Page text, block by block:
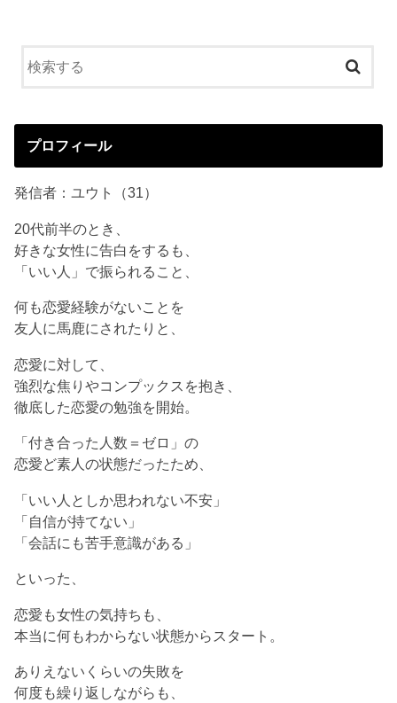
プロフィール
発信者：ユウト（31）
20代前半のとき、
好きな女性に告白をするも、
「いい人」で振られること、
何も恋愛経験がないことを
友人に馬鹿にされたりと、
恋愛に対して、
強烈な焦りやコンプックスを抱き、
徹底した恋愛の勉強を開始。
「付き合った人数＝ゼロ」の
恋愛ど素人の状態だったため、
「いい人としか思われない不安」
「自信が持てない」
「会話にも苦手意識がある」
といった、
恋愛も女性の気持ちも、
本当に何もわからない状態からスタート。
ありえないくらいの失敗を
何度も繰り返しながらも、